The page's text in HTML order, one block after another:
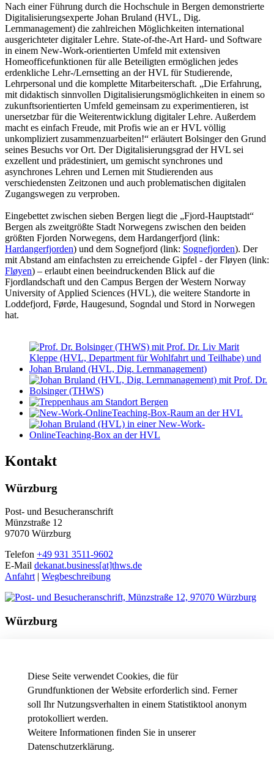
Diese Seite verwendet Cookies, die für
Grundfunktionen der Website erforderlich sind. Ferner
soll Ihr Nutzungsverhalten in einem Statistiktool anonym
protokolliert werden.
Weitere Informationen finden Sie in unserer
Datenschutzerklärung.
Nach einer Führung durch die Hochschule in Bergen demonstrierte
Digitalisierungsexperte Johan Bruland (HVL, Dig.
Lernmanagement) die zahlreichen Möglichkeiten international
ausgerichteter digitaler Lehre. State-of-the-Art Hard- und Software
in einem New-Work-orientierten Umfeld mit extensiven
Homeofficefunktionen für alle Beteiligten ermöglichen jedes
erdenkliche Lehr-/Lernsetting an der HVL für Studierende,
Lehrpersonal und die komplette Mitarbeiterschaft. „Die Erfahrung,
mit didaktisch sinnvollen Digitalisierungsmöglichkeiten in einem so
zukunftsorientierten Umfeld gemeinsam zu experimentieren, ist
unersetzbar für die Weiterentwicklung digitaler Lehre. Außerdem
macht es einfach Freude, mit Profis wie an er HVL völlig
unkompliziert zusammenzuarbeiten!“ erläutert Bolsinger den Grund
seines Besuchs vor Ort. Der Digitalisierungsgrad der HVL sei
exzellent und prädestiniert, um gemischt synchrones und
asynchrones Lehren und Lernen mit Studierenden aus
verschiedensten Zeitzonen und auch problematischen digitalen
Zugangswegen zu verproben.
Eingebettet zwischen sieben Bergen liegt die „Fjord-Hauptstadt“
Bergen als zweitgrößte Stadt Norwegens zwischen den beiden
größten Fjorden Norwegens, dem Hardangerfjord (link:
Hardangerfjorden) und dem Sognefjord (link: Sognefjorden). Der
mit Abstand am einfachsten zu erreichende Gipfel - der Fløyen (link:
Fløyen) – erlaubt einen beeindruckenden Blick auf die
Fjordlandschaft und den Campus Bergen der Western Norway
University of Applied Sciences (HVL), die weitere Standorte in
Loddefjord, Førde, Haugesund, Sogndal und Stord in Norwegen
hat.
Kontakt
Würzburg
Post- und Besucheranschrift
Münzstraße 12
97070 Würzburg
Telefon +49 931 3511-9602
E-Mail dekanat.business[at]thws.de
Anfahrt | Wegbeschreibung
Würzburg
Telefon+49 931 3511-9602
dekanat.business[at]thws.de
Anfahrt| Wegbeschreibung
News - Presse